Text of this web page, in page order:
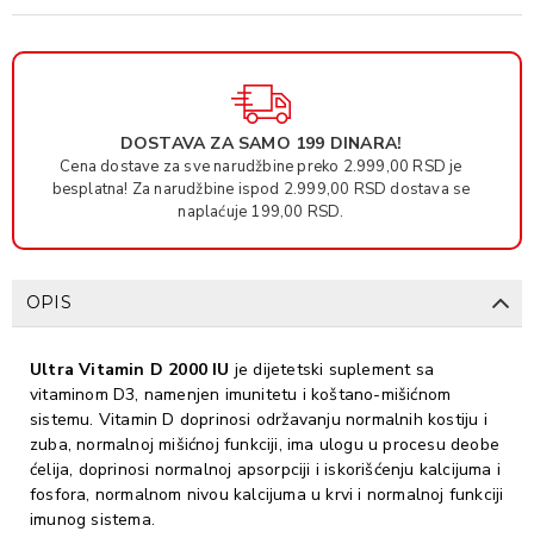
DOSTAVA ZA SAMO 199 DINARA!
Cena dostave za sve narudžbine preko 2.999,00 RSD je
besplatna! Za narudžbine ispod 2.999,00 RSD dostava se
naplaćuje 199,00 RSD.
OPIS
Ultra Vitamin D 2000 IU jedijetetski suplement sa
vitaminom D3, namenjen imunitetu i koštano-mišićnom
sistemu. Vitamin D doprinosi održavanju normalnih kostiju i
zuba, normalnoj mišićnoj funkciji, ima ulogu u procesu deobe
ćelija, doprinosi normalnoj apsorpciji i iskorišćenju kalcijuma i
fosfora, normalnom nivou kalcijuma u krvi i normalnoj funkciji
imunog sistema.